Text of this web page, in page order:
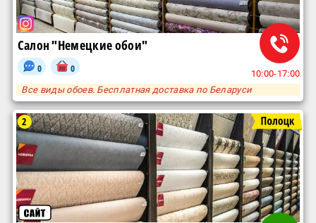
Салон "Немецкие обои"
0 0
10:00-17:00
Все виды обоев. Бесплатная доставка по Беларуси
2